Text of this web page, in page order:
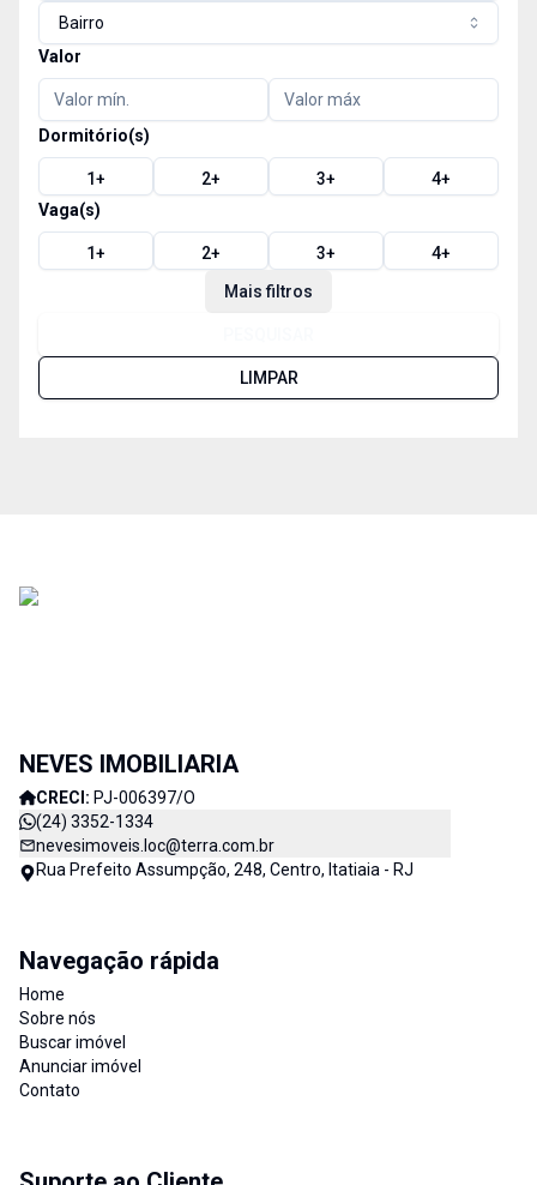
Bairro
Valor
Dormitório(s)
1+ 2+ 3+ 4+
Vaga(s)
1+ 2+ 3+ 4+
Mais filtros
LIMPAR
NEVES IMOBILIARIA
CRECI: PJ-006397/O
(24) 3352-1334
nevesimoveis.loc@terra.com.br
Rua Prefeito Assumpção, 248, Centro, Itatiaia - RJ
Navegação rápida
Home
Sobre nós
Buscar imóvel
Anunciar imóvel
Contato